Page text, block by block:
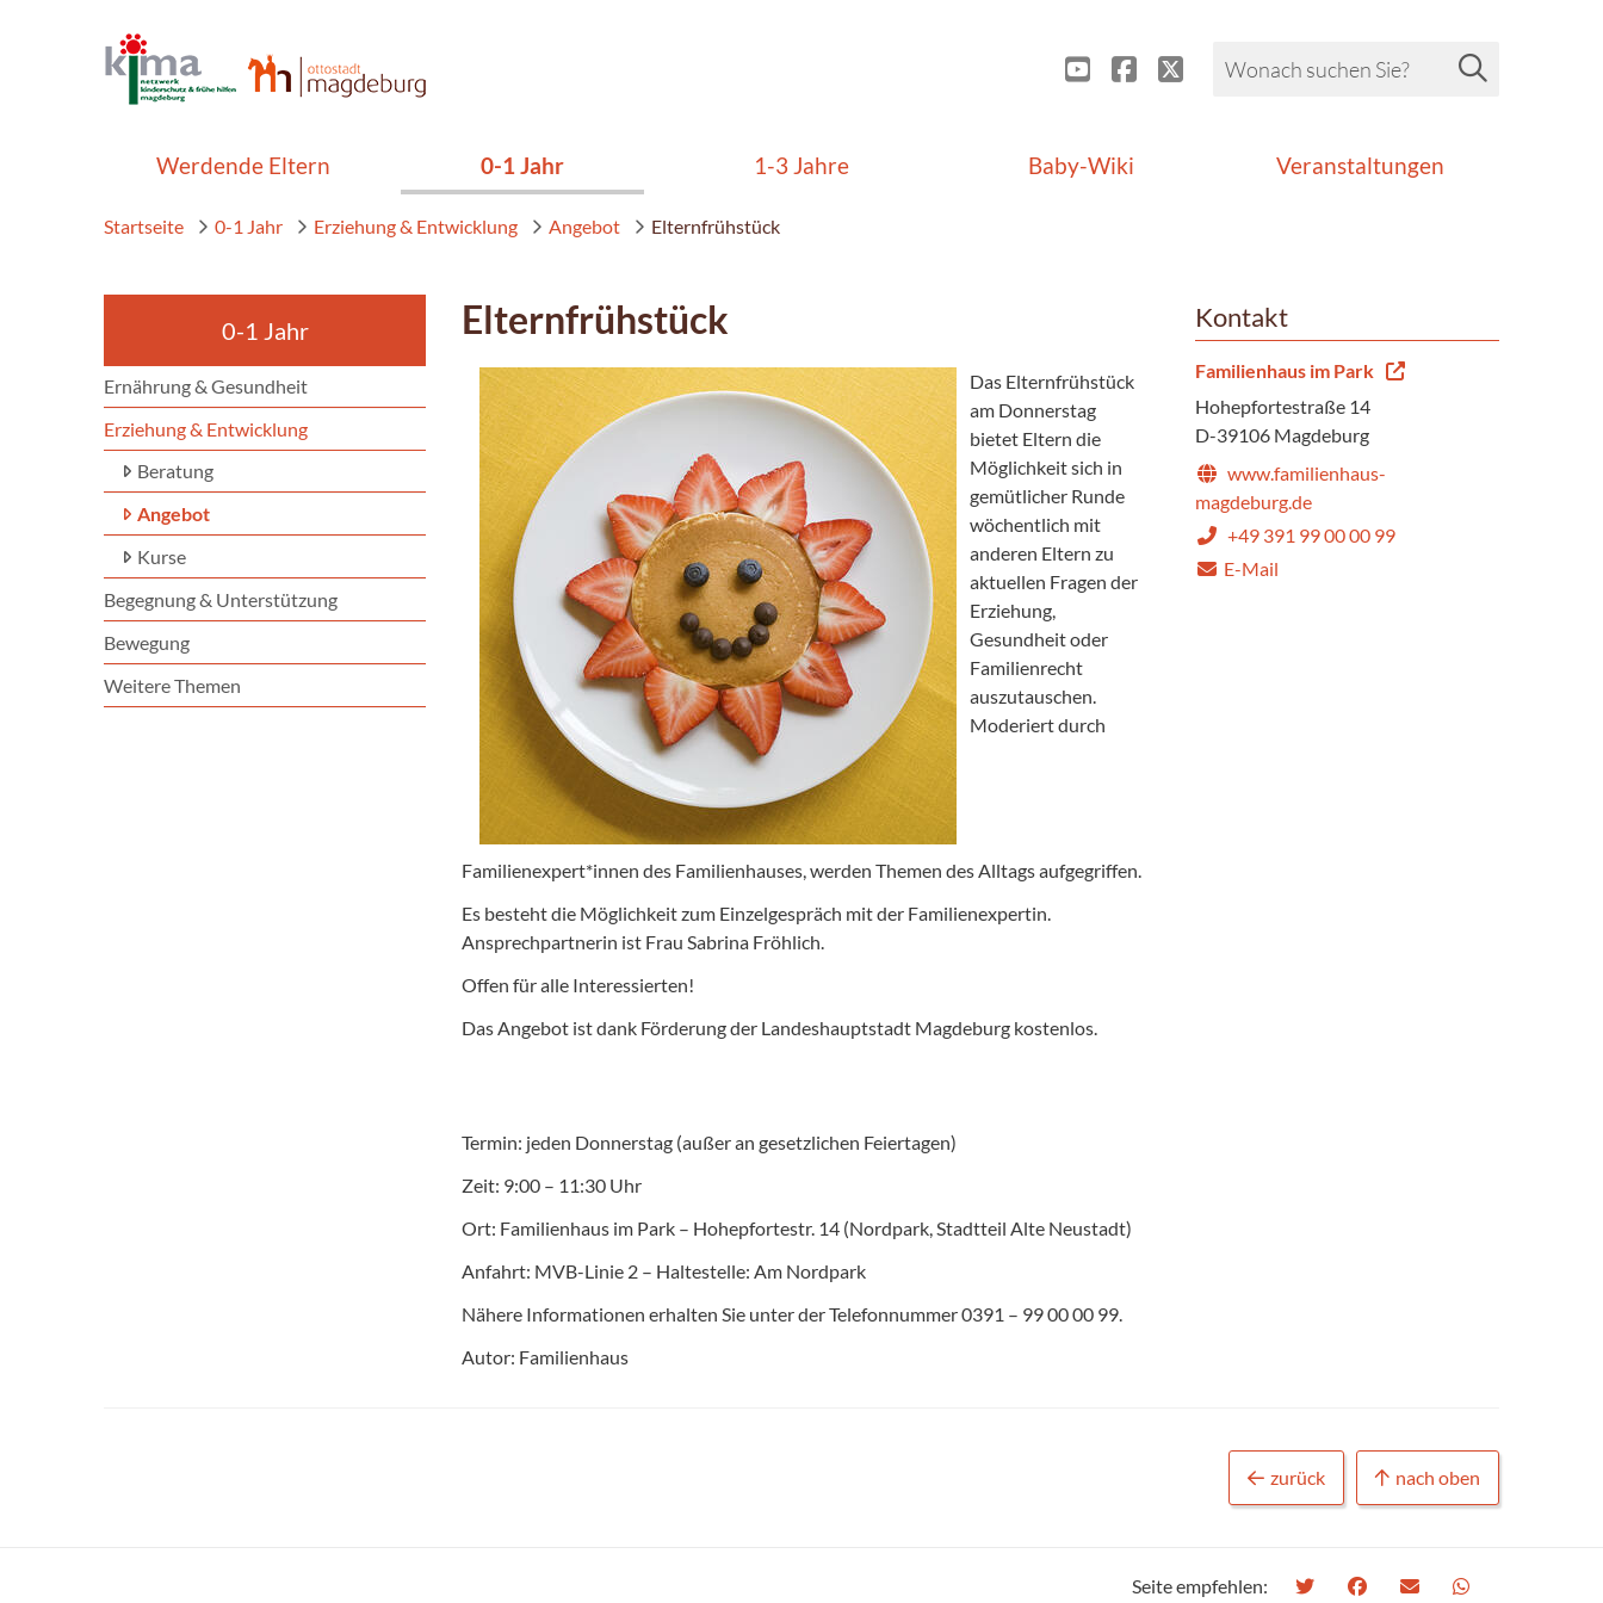
Werdende Eltern 0-1 Jahr 1-3 Jahre Baby-Wiki Veranstaltungen
Startseite 0-1 Jahr Erziehung & Entwicklung Angebot Elternfrühstück
0-1 Jahr
Ernährung & Gesundheit
Erziehung & Entwicklung
Beratung
Angebot
Kurse
Begegnung & Unterstützung
Bewegung
Weitere Themen
Elternfrühstück
Das Elternfrühstück
am Donnerstag
bietet Eltern die
Möglichkeit sich in
gemütlicher Runde
wöchentlich mit
anderen Eltern zu
aktuellen Fragen der
Erziehung,
Gesundheit oder
Familienrecht
auszutauschen.
Moderiert durch
Familienexpert*innen des Familienhauses, werden Themen des Alltags aufgegriffen.
Es besteht die Möglichkeit zum Einzelgespräch mit der Familienexpertin.
Ansprechpartnerin ist Frau Sabrina Fröhlich.
Offen für alle Interessierten!
Das Angebot ist dank Förderung der Landeshauptstadt Magdeburg kostenlos.
Termin: jeden Donnerstag (außer an gesetzlichen Feiertagen)
Zeit: 9:00 – 11:30 Uhr
Ort: Familienhaus im Park – Hohepfortestr. 14 (Nordpark, Stadtteil Alte Neustadt)
Anfahrt: MVB-Linie 2 – Haltestelle: Am Nordpark
Nähere Informationen erhalten Sie unter der Telefonnummer 0391 – 99 00 00 99.
Autor: Familienhaus
Kontakt
Familienhaus im Park
Hohepfortestraße 14
D-39106 Magdeburg
www.familienhaus-
magdeburg.de
+49 391 99 00 00 99
E-Mail
zurück nach oben
Seite empfehlen: